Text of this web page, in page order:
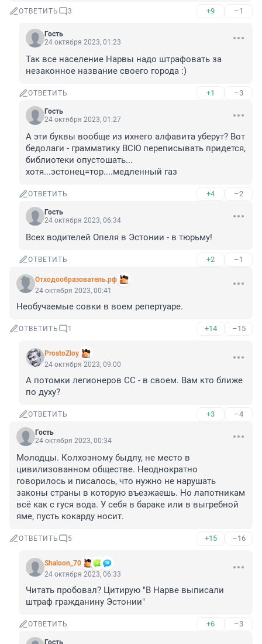
ОТВЕТИТЬ 3 +9 –1
Гость
24 октября 2023, 01:23
Так все население Нарвы надо штрафовать за
незаконное название своего города :)
ОТВЕТИТЬ +1 –3
Гость
24 октября 2023, 01:27
А эти буквы вообще из ихнего алфавита уберут? Вот
бедолаги - грамматику ВСЮ переписывать придется,
библиотеки опустошать...
хотя...эстонец=тор....медленный газ
ОТВЕТИТЬ +4 –2
Гость
24 октября 2023, 06:34
Всех водителей Опеля в Эстонии - в тюрьму!
ОТВЕТИТЬ +2 –1
Отходообразователь.рф
24 октября 2023, 00:41
Необучаемые совки в воем репертуаре.
ОТВЕТИТЬ 1 +14 –15
ProstoZloy
24 октября 2023, 09:00
А потомки легионеров СС - в своем. Вам кто ближе
по духу?
ОТВЕТИТЬ +3 –4
Гость
24 октября 2023, 00:34
Молодцы. Колхозному быдлу, не место в
цивилизованном обществе. Неоднократно
говорилось и писалось, что нужно не нарушать
законы страны в которую въезжаешь. Но лапотникам
всё как с гуся вода. У себя в бараке или в выгребной
яме, пусть кокарду носит.
ОТВЕТИТЬ 5 +15 –16
Shaloon_70
24 октября 2023, 06:33
Читать пробовал? Цитирую "В Нарве выписали
штраф гражданину Эстонии"
ОТВЕТИТЬ +6 –3
Гость